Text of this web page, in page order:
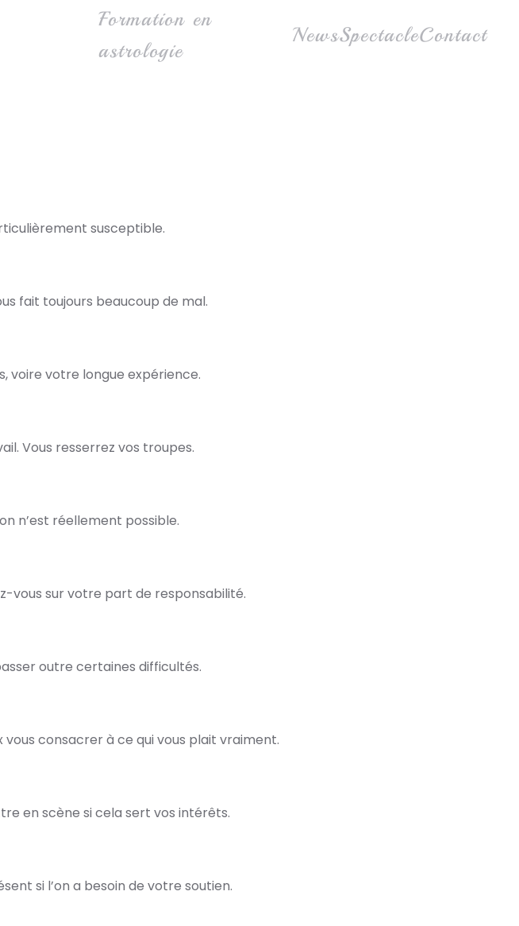
Formation en
astrologie
NewsSpectacleContact
susceptible.
fait toujours beaucoup de mal.
voire votre longue expérience.
Vous resserrez vos troupes.
n’est réellement possible.
vous sur votre part de responsabilité.
outre certaines difficultés.
consacrer à ce qui vous plait vraiment.
en scène si cela sert vos intérêts.
si l’on a besoin de votre soutien.